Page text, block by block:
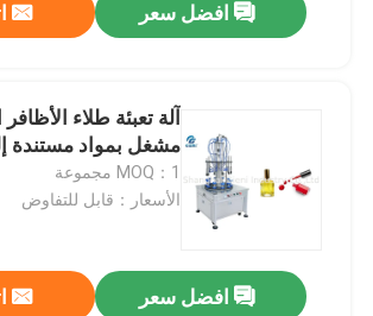
افضل سعر
مشغل بمواد مستندة
MOQ：1 مجموعة
الأسعار：قابل للتفاوض
افضل سعر